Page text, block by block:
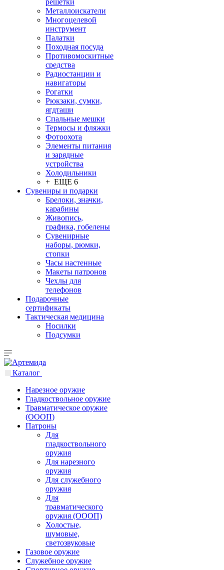
решетки
Металлоискатели
Многоцелевой
инструмент
Палатки
Походная посуда
Противомоскитные
средства
Радиостанции и
навигаторы
Рогатки
Рюкзаки, сумки,
ягдташи
Спальные мешки
Термосы и фляжки
Фотоохота
Элементы питания
и зарядные
устройства
Холодильники
+ ЕЩЕ 6
Сувениры и подарки
Брелоки, значки,
карабины
Живопись,
графика, гобелены
Сувенирные
наборы, рюмки,
стопки
Часы настенные
Макеты патронов
Чехлы для
телефонов
Подарочные
сертификаты
Тактическая медицина
Носилки
Подсумки
Каталог
Нарезное оружие
Гладкоствольное оружие
Травматическое оружие
(ОООП)
Патроны
Для
гладкоствольного
оружия
Для нарезного
оружия
Для служебного
оружия
Для
травматического
оружия (ОООП)
Холостые,
шумовые,
светозвуковые
Газовое оружие
Служебное оружие